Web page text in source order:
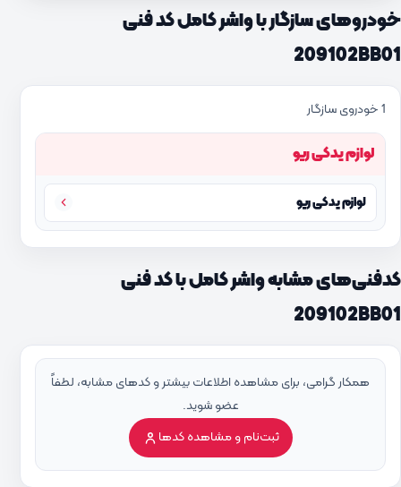
خودروهای سازگار با واشر کامل کد فنی
209102BB01
1 خودروی سازگار
لوازم یدکی ریو
لوازم یدکی ریو
کدفنی‌های مشابه واشر کامل با کد فنی
209102BB01
همکار گرامی، برای مشاهده اطلاعات بیشتر و کدهای مشابه، لطفاً
عضو شوید.
ثبت‌نام و مشاهده کدها